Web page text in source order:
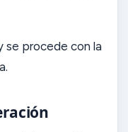
se procede con la